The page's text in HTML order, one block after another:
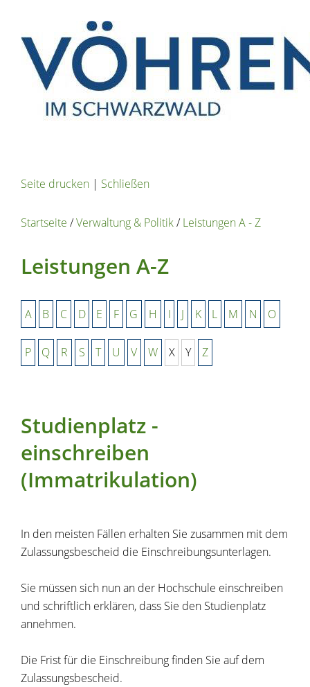
Seite drucken | Schließen
Startseite /Verwaltung & Politik/Leistungen A - Z
Leistungen A-Z
A B C D E F G H I J K L M N O
P Q R S T U V W X Y Z
Studienplatz -
einschreiben
(Immatrikulation)
In den meisten Fällen erhalten Sie zusammen mit dem
Zulassungsbescheid die Einschreibungsunterlagen.
Sie müssen sich nun an der Hochschule einschreiben
und schriftlich erklären, dass Sie den Studienplatz
annehmen.
Die Frist für die Einschreibung finden Sie auf dem
Zulassungsbescheid.